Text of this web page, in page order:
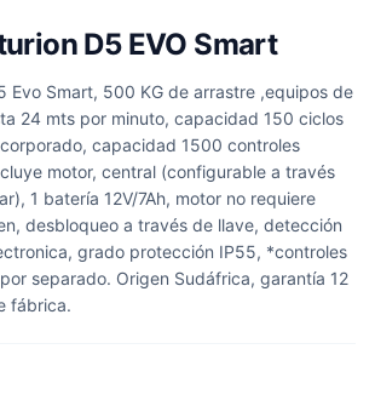
D5 EVO Smart
Evo Smart, 500 KG de arrastre ,equipos de
24 mts por minuto, capacidad 150 ciclos
capacidad 1500 controles
motor, central (configurable a través
1 batería 12V/7Ah, motor no requiere
desbloqueo a través de llave, detección
grado protección IP55, *controles
separado. Origen Sudáfrica, garantía 12
fábrica.